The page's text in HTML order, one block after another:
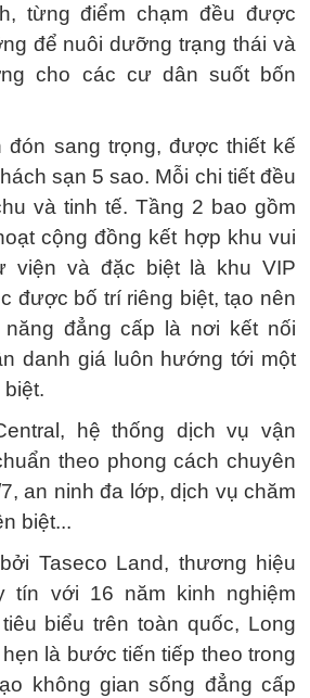
từng điểm chạm đều được
để nuôi dưỡng trạng thái và
cho các cư dân suốt bốn
đón sang trọng, được thiết kế
sạn 5 sao. Mỗi chi tiết đều
và tinh tế. Tầng 2 bao gồm
cộng đồng kết hợp khu vui
viện và đặc biệt là khu VIP
được bố trí riêng biệt, tạo nên
đẳng cấp là nơi kết nối
danh giá luôn hướng tới một
hệ thống dịch vụ vận
theo phong cách chuyên
an ninh đa lớp, dịch vụ chăm
biệt...
Taseco Land, thương hiệu
tín với 16 năm kinh nghiệm
biểu trên toàn quốc, Long
là bước tiến tiếp theo trong
không gian sống đẳng cấp